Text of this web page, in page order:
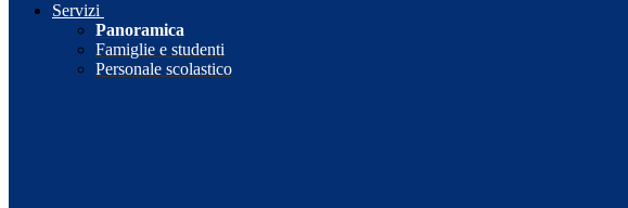
Servizi
Panoramica
Famiglie e studenti
Personale scolastico